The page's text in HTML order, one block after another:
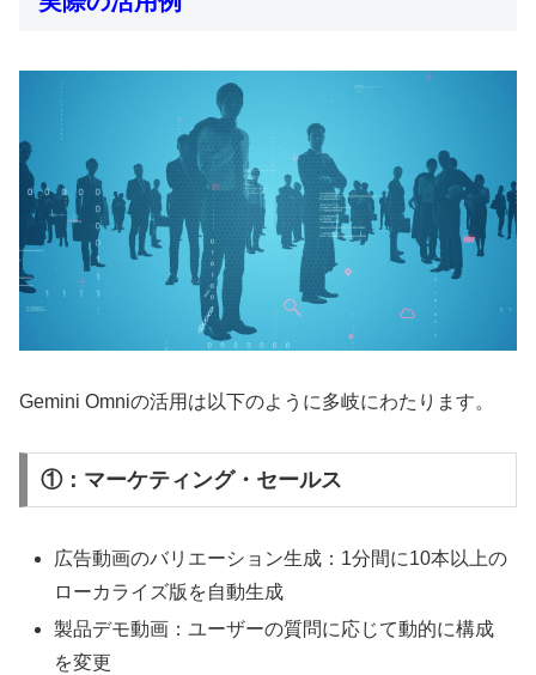
Gemini Omniの活用は以下のように多岐にわたります。
①：マーケティング・セールス
広告動画のバリエーション生成：1分間に10本以上の
ローカライズ版を自動生成
製品デモ動画：ユーザーの質問に応じて動的に構成
を変更